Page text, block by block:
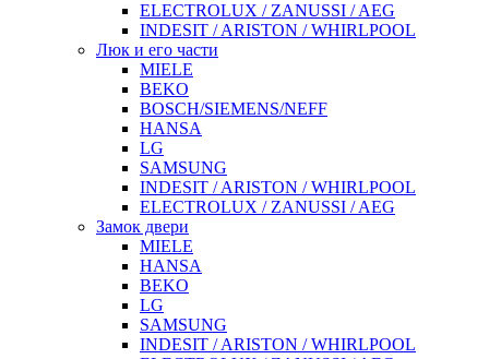
ELECTROLUX / ZANUSSI / AEG
INDESIT / ARISTON / WHIRLPOOL
Люк и его части
MIELE
BEKO
BOSCH/SIEMENS/NEFF
HANSA
LG
SAMSUNG
INDESIT / ARISTON / WHIRLPOOL
ELECTROLUX / ZANUSSI / AEG
Замок двери
MIELE
HANSA
BEKO
LG
SAMSUNG
INDESIT / ARISTON / WHIRLPOOL